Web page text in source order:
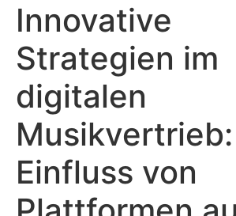
Innovative
Strategien im
digitalen
Einfluss von